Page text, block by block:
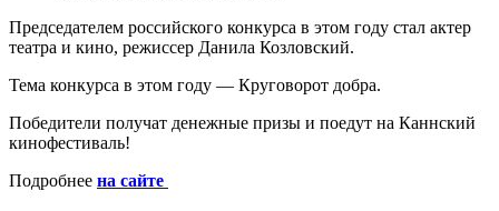
Председателем российского конкурса в этом году стал актер
театра и кино, режиссер Данила Козловский.
Тема конкурса в этом году — Круговорот добра.
Победители получат денежные призы и поедут на Каннский
кинофестиваль!
Подробнее на сайте